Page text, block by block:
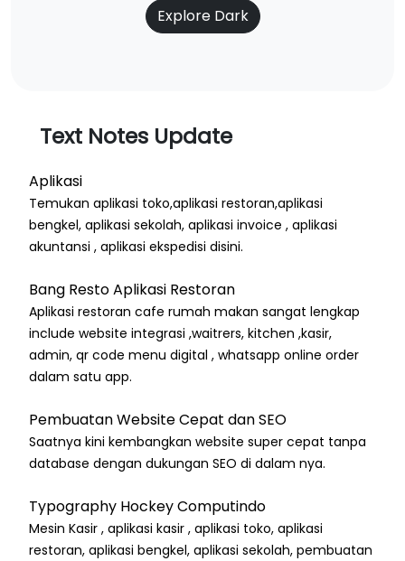
Explore Dark
Text Notes Update
Aplikasi
Temukan aplikasi toko,aplikasi restoran,aplikasi
bengkel, aplikasi sekolah, aplikasi invoice , aplikasi
akuntansi , aplikasi ekspedisi disini.
Bang Resto Aplikasi Restoran
Aplikasi restoran cafe rumah makan sangat lengkap
include website integrasi ,waitrers, kitchen ,kasir,
admin, qr code menu digital , whatsapp online order
dalam satu app.
Pembuatan Website Cepat dan SEO
Saatnya kini kembangkan website super cepat tanpa
database dengan dukungan SEO di dalam nya.
Typography Hockey Computindo
Mesin Kasir , aplikasi kasir , aplikasi toko, aplikasi
restoran, aplikasi bengkel, aplikasi sekolah, pembuatan